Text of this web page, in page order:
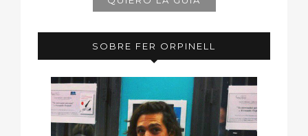
SOBRE FER ORPINELL